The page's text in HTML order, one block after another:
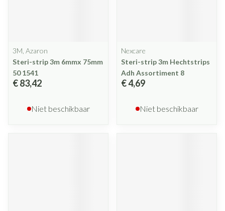
3M, Azaron
Steri-strip 3m 6mmx 75mm
50 1541
€ 83,42
Niet beschikbaar
Nexcare
Steri-strip 3m Hechtstrips
Adh Assortiment 8
€ 4,69
Niet beschikbaar